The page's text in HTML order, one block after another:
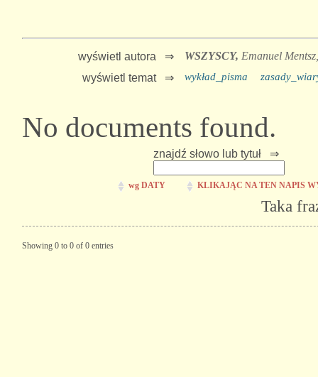
wyświetl autora ⇒ WSZYSCY, Emanuel
wyświetl temat ⇒
wykład_pisma
No documents found.
znajdź słowo lub tytuł ⇒
wg DATY KLIKAJĄC NA TEN NAPIS
Taka
Showing 0 to 0 of 0 entries